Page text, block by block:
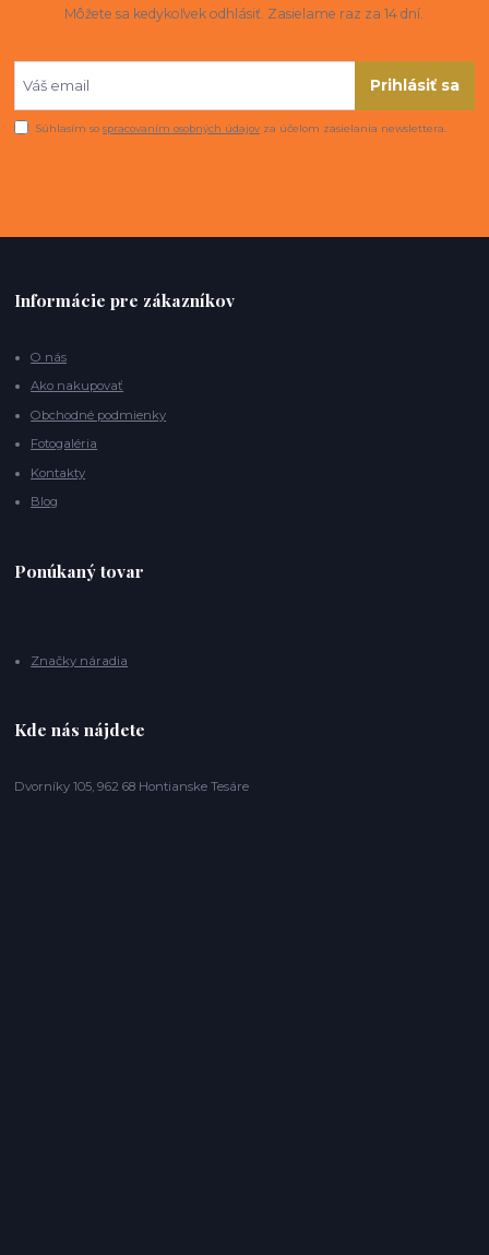
Môžete sa kedykoľvek odhlásiť. Zasielame raz za 14 dní.
Prihlásiť sa
Súhlasím sospracovaním osobných údajov za účelom zasielania newslettera.
Informácie pre zákazníkov
O nás
Ako nakupovať
Obchodné podmienky
Fotogaléria
Kontakty
Blog
Ponúkaný tovar
Značky náradia
Kde nás nájdete
Dvorníky 105, 962 68 Hontianske Tesáre